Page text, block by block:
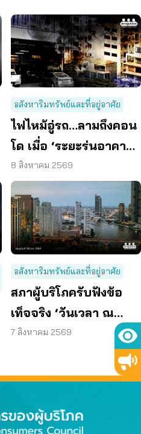
อสังหาริมทรัพย์และที่อยู่อาศัย
ไฟไหม้อู่รถ…ลามถึงคอน
โด เมื่อ ‘ระยะร่นอาคาร’
ถูกละเลย ผู้บริโภคจึงต้อง
เสี่ยง
8 สิงหาคม 2569
อสังหาริมทรัพย์และที่อยู่อาศัย
สภาผู้บริโภครับฟังข้อ
เท็จจริง ‘วันเวลา ณ
เจ้าพระยา’ ยืนยันมีถนน
7 สิงหาคม 2569